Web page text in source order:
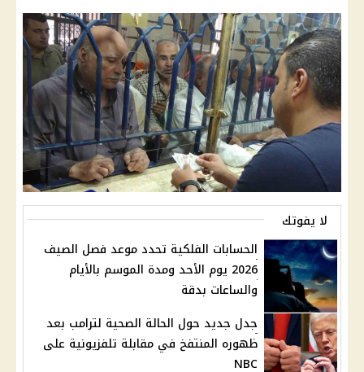
لا يفوتك
الحسابات الفلكية تحدد موعد فصل الصيف
2026 يوم الأحد ومدة الموسم بالأيام
والساعات بدقة
جدل جديد حول الحالة الصحية لترامب بعد
ظهوره المنتفخ في مقابلة تلفزيونية على
NBC